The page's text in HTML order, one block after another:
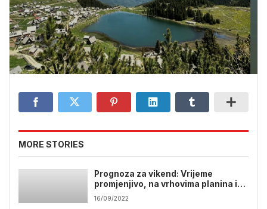
MORE STORIES
Prognoza za vikend: Vrijeme
promjenjivo, na vrhovima planina i
snijeg
16/09/2022